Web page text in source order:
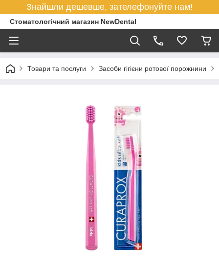
Знайшли дешевше, зателефонуйте нам!
Стоматологічний магазин NewDental
Товари та послуги Засоби гігієни ротової порожнини